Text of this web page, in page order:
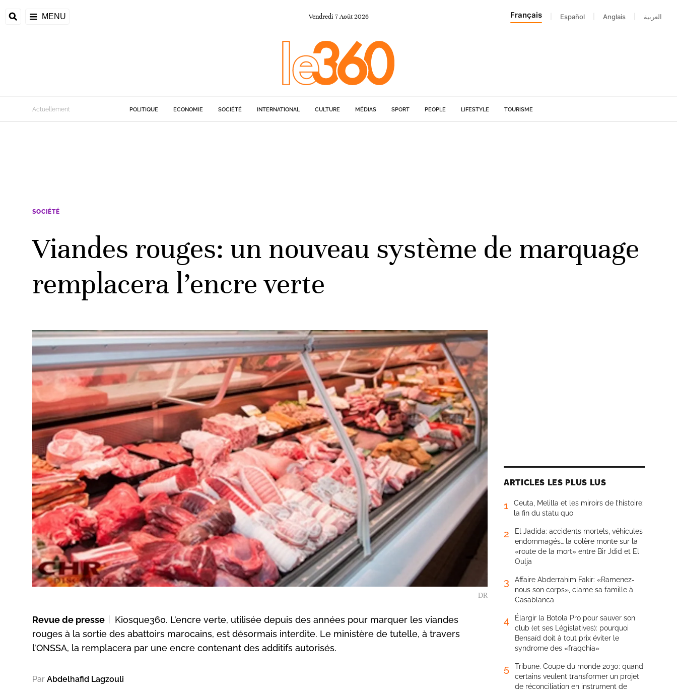
MENU Vendredi 7Août 2026 Français Español Anglais العربية
Actuellement POLITIQUE ECONOMIE SOCIÉTÉ INTERNATIONAL CULTURE MÉDIAS SPORT PEOPLE LIFESTYLE TOURISME
SOCIÉTÉ
Viandes rouges: un nouveau système de marquage
remplacera l’encre verte
DR
Revue de presse
Kiosque360. L’encre verte, utilisée depuis des années pour marquer les viandes
rouges à la sortie des abattoirs marocains, est désormais interdite. Le ministère de tutelle, à travers
l’ONSSA, la remplacera par une encre contenant des additifs autorisés.
Par Abdelhafid Lagzouli
ARTICLES LES PLUS LUS
1
Ceuta, Melilla et les miroirs de l’histoire:
la fin du statu quo
2
El Jadida: accidents mortels, véhicules
endommagés… la colère monte sur la
«route de la mort» entre Bir Jdid et El
Oulja
3
Affaire Abderrahim Fakir: «Ramenez-
nous son corps», clame sa famille à
Casablanca
4
Élargir la Botola Pro pour sauver son
club (et ses Législatives): pourquoi
Bensaïd doit à tout prix éviter le
syndrome des «fraqchia»
5
Tribune. Coupe du monde 2030: quand
certains veulent transformer un projet
de réconciliation en instrument de